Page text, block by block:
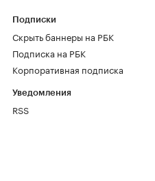
Подписки
Скрыть баннеры на РБК
Подписка на РБК
Корпоративная подписка
Уведомления
RSS